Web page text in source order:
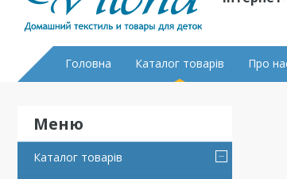
Головна Каталог товарів Про
Каталог товарів